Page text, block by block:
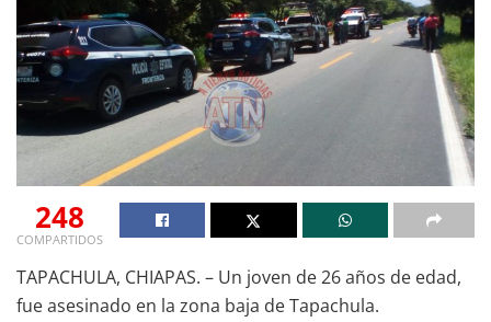
248
COMPARTIDOS
TAPACHULA, CHIAPAS. – Un joven de 26 años de edad,
fue asesinado en la zona baja de Tapachula.